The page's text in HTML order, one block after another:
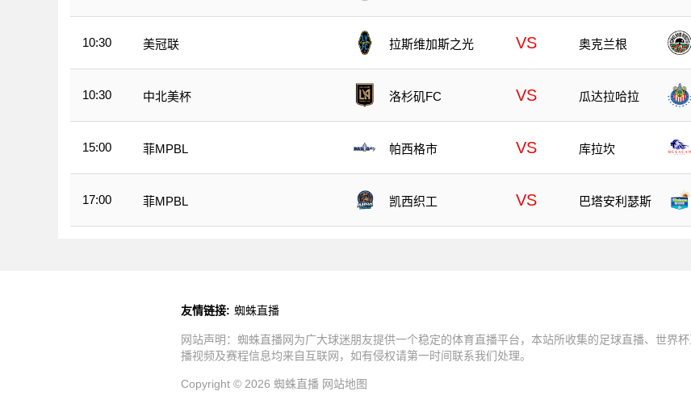
10:30 美冠联 拉斯维加斯之光 VS 奥克兰根
10:30 中北美杯 洛杉矶FC VS 瓜达拉哈拉
15:00 菲MPBL 帕西格市 VS 库拉坎
17:00 菲MPBL 凯西织工 VS 巴塔安利瑟斯
友情链接: 蜘蛛直播
网站声明：蜘蛛直播网为广大球迷朋友提供一个稳定的体育直播平台，本站所收集的足球直播、世界
播视频及赛程信息均来自互联网，如有侵权请第一时间联系我们处理。
Copyright © 2026 蜘蛛直播 网站地图